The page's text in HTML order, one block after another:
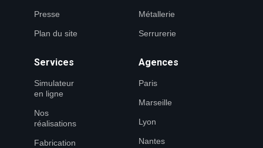
Presse
Plan du site
Métallerie
Serrurerie
Services
Simulateur
en ligne
Nos
réalisations
Fabrication
Agences
Paris
Marseille
Lyon
Nantes